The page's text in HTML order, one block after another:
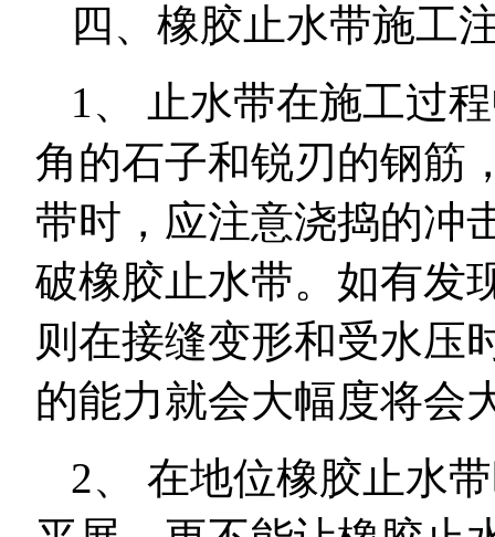
四、橡胶止水带施工
1、 止水带在施工过
角的石子和锐刃的钢筋
带时，应注意浇捣的冲
破橡胶止水带。如有发
则在接缝变形和受水压
的能力就会大幅度将会
2、 在地位橡胶止水